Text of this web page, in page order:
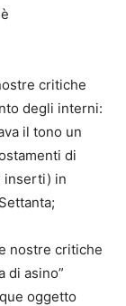
critiche
degli interni:
il tono un
di
inserti) in
nostre critiche
di asino”
oggetto